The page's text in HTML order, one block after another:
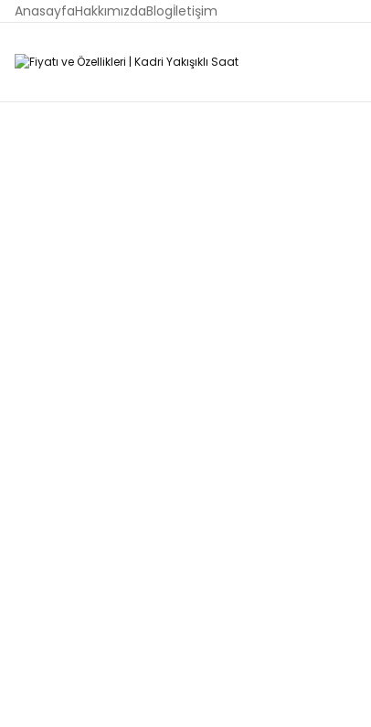
AnasayfaHakkımızdaBlogİletişim